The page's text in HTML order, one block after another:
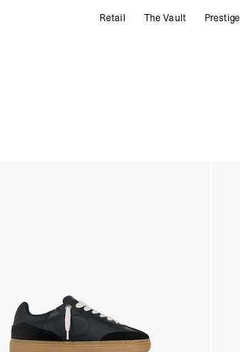
Retail The Vault Prestige